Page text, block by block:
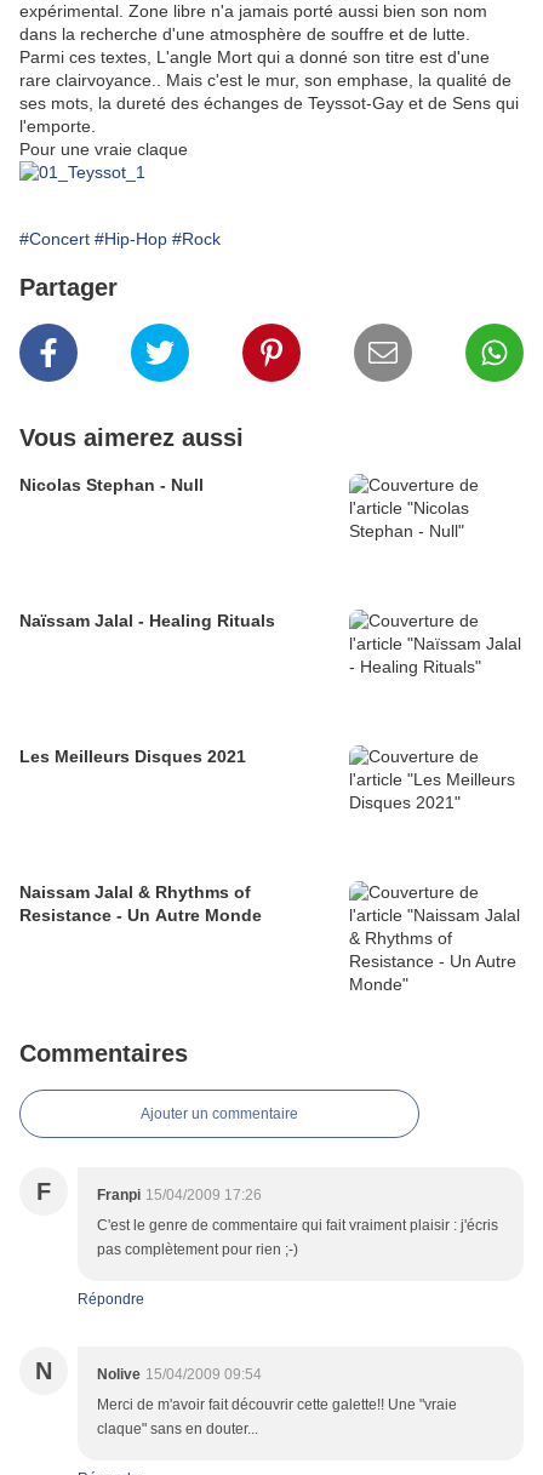
expérimental. Zone libre n'a jamais porté aussi bien son nom
dans la recherche d'une atmosphère de souffre et de lutte.
Parmi ces textes, L'angle Mort qui a donné son titre est d'une
rare clairvoyance.. Mais c'est le mur, son emphase, la qualité de
ses mots, la dureté des échanges de Teyssot-Gay et de Sens qui
l'emporte.
Pour une vraie claque
#Concert #Hip-Hop #Rock
Partager
Vous aimerez aussi
Nicolas Stephan - Null
Naïssam Jalal - Healing Rituals
Les Meilleurs Disques 2021
Naissam Jalal & Rhythms of
Resistance - Un Autre Monde
Commentaires
Ajouter un commentaire
F Franpi 15/04/2009 17:26
C'est le genre de commentaire qui fait vraiment plaisir : j'écris
pas complètement pour rien ;-)
Répondre
N Nolive 15/04/2009 09:54
Merci de m'avoir fait découvrir cette galette!! Une "vraie
claque" sans en douter...